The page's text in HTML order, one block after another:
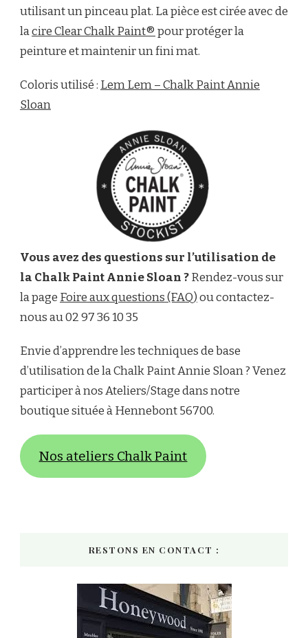
utilisant un pinceau plat. La pièce est cirée avec de
lacire Clear Chalk Paint® pour protéger la
peinture et maintenir un fini mat.
Coloris utilisé : Lem Lem – Chalk Paint Annie
Sloan
Vous avez des questions sur l’utilisation de
la Chalk Paint Annie Sloan ?Rendez-vous sur
la page Foire aux questions (FAQ)ou contactez-
nous au 02 97 36 10 35
Envie d’apprendre les techniques de base
d’utilisation de la Chalk Paint Annie Sloan ? Venez
participer à nos Ateliers/Stage dans notre
boutique située à Hennebont 56700.
Nos ateliers Chalk Paint
RESTONS EN CONTACT :